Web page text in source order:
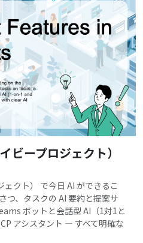
ープロジェクト）
クト） で今日 AI ができるこ
つ、タスクの AI 要約と提案サ
ボットと会話型 AI（1対1と
アシスタント — すべて明確な